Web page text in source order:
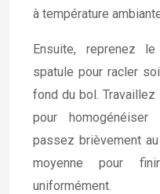
à température
Ensuite, reprenez
spatule pour racler
fond du bol. Travaillez
pour
passez brièvement
moyenne pour
uniformément.